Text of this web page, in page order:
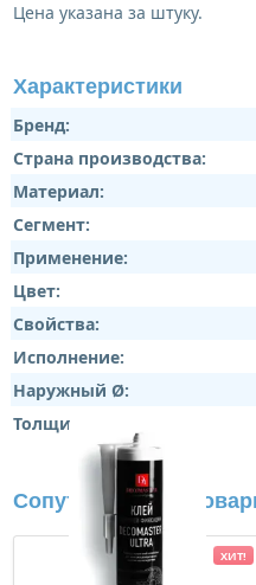
Цена указана за штуку.
Характеристики
Бренд:
Страна производства:
Материал:
Сегмент:
Применение:
Цвет:
Свойства:
Исполнение:
Наружный Ø:
Толщина:
Сопутствующие
ХИТ!